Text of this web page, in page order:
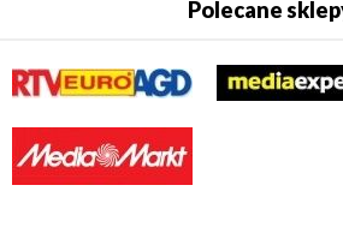
Polecane